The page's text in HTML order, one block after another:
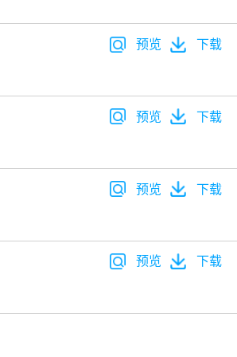
预览 下载
预览 下载
预览 下载
预览 下载